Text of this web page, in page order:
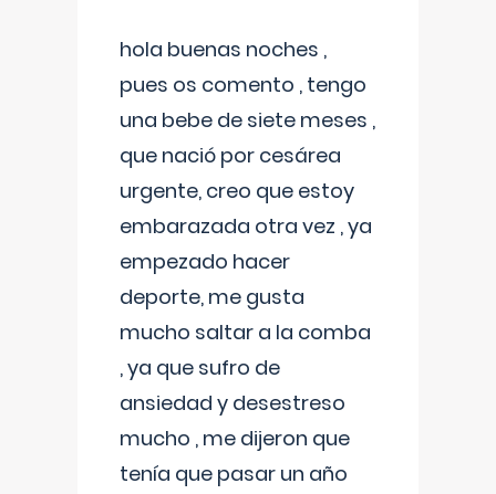
hola buenas noches ,
pues os comento , tengo
una bebe de siete meses ,
que nació por cesárea
urgente, creo que estoy
embarazada otra vez , ya
empezado hacer
deporte, me gusta
mucho saltar a la comba
, ya que sufro de
ansiedad y desestreso
mucho , me dijeron que
tenía que pasar un año